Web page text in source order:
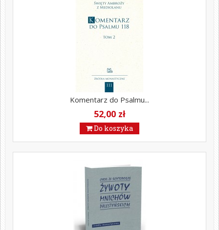
Komentarz do Psalmu...
52,00 zł
Do koszyka